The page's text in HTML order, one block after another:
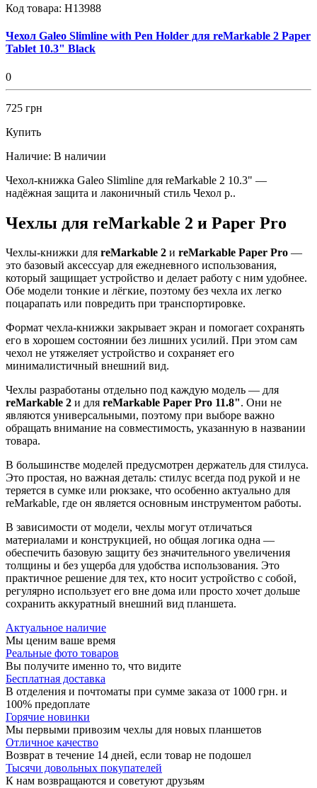
Код товара: H13988
Чехол Galeo Slimline with Pen Holder для reMarkable 2 Paper
Tablet 10.3" Black
0
725 грн
Купить
Наличие: В наличии
Чехол-книжка Galeo Slimline для reMarkable 2 10.3" —
надёжная защита и лаконичный стиль Чехол р..
Чехлы для reMarkable 2 и Paper Pro
Чехлы-книжки для reMarkable 2 и reMarkable Paper Pro —
это базовый аксессуар для ежедневного использования,
который защищает устройство и делает работу с ним удобнее.
Обе модели тонкие и лёгкие, поэтому без чехла их легко
поцарапать или повредить при транспортировке.
Формат чехла-книжки закрывает экран и помогает сохранять
его в хорошем состоянии без лишних усилий. При этом сам
чехол не утяжеляет устройство и сохраняет его
минималистичный внешний вид.
Чехлы разработаны отдельно под каждую модель — для
reMarkable 2 и для reMarkable Paper Pro 11.8". Они не
являются универсальными, поэтому при выборе важно
обращать внимание на совместимость, указанную в названии
товара.
В большинстве моделей предусмотрен держатель для стилуса.
Это простая, но важная деталь: стилус всегда под рукой и не
теряется в сумке или рюкзаке, что особенно актуально для
reMarkable, где он является основным инструментом работы.
В зависимости от модели, чехлы могут отличаться
материалами и конструкцией, но общая логика одна —
обеспечить базовую защиту без значительного увеличения
толщины и без ущерба для удобства использования. Это
практичное решение для тех, кто носит устройство с собой,
регулярно использует его вне дома или просто хочет дольше
сохранить аккуратный внешний вид планшета.
Актуальное наличие
Мы ценим ваше время
Реальные фото товаров
Вы получите именно то, что видите
Бесплатная доставка
В отделения и почтоматы при сумме заказа от 1000 грн. и
100% предоплате
Горячие новинки
Мы первыми привозим чехлы для новых планшетов
Отличное качество
Возврат в течение 14 дней, если товар не подошел
Тысячи довольных покупателей
К нам возвращаются и советуют друзьям